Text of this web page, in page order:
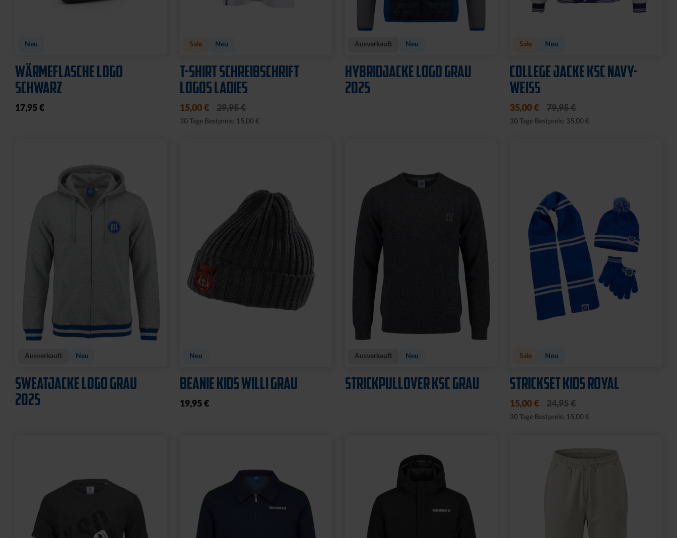
Neu
WÄRMEFLASCHE LOGO
SCHWARZ
17,95 €
Sale Neu
T-SHIRT SCHREIBSCHRIFT
LOGOS LADIES
15,00 € 29,95 €
30 Tage Bestpreis: 15,00 €
Ausverkauft Neu
HYBRIDJACKE LOGO GRAU
2025
Sale Neu
COLLEGE JACKE KSC NAVY-
WEISS
35,00 € 79,95 €
30 Tage Bestpreis: 35,00 €
Ausverkauft Neu
SWEATJACKE LOGO GRAU
2025
Neu
BEANIE KIDS WILLI GRAU
19,95 €
Ausverkauft Neu
STRICKPULLOVER KSC GRAU
Sale Neu
STRICKSET KIDS ROYAL
15,00 € 24,95 €
30 Tage Bestpreis: 15,00 €